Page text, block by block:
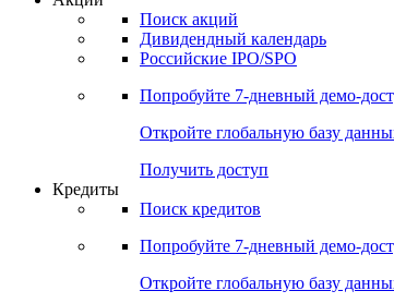
Откройте глобальную базу данных
Получить доступ
Акции
Поиск акций
Дивидендный календарь
Российские IPO/SPO
Попробуйте7-дневный
Откройте глобальную базу данных
Получить доступ
Кредиты
Поиск кредитов